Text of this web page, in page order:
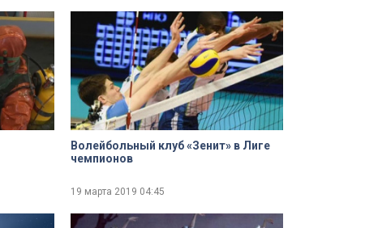
Волейбольный клуб «Зенит» в Лиге
чемпионов
19 марта 2019 04:45